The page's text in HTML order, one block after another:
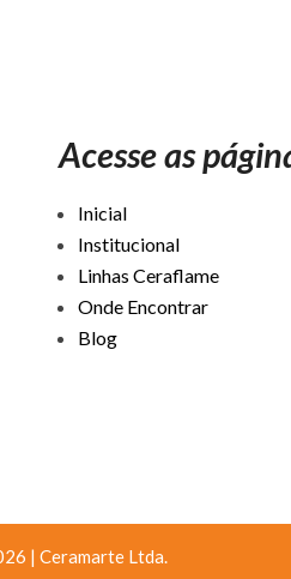
Acesse as
Inicial
Institucional
Linhas Ceraflame
Onde Encontrar
Blog
| Ceramarte Ltda.